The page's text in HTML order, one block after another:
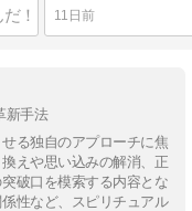
11日前
新手法
る独自のアプローチに焦
えや思い込みの解消、正
破口を模索する内容とな
性など、スピリチュアル